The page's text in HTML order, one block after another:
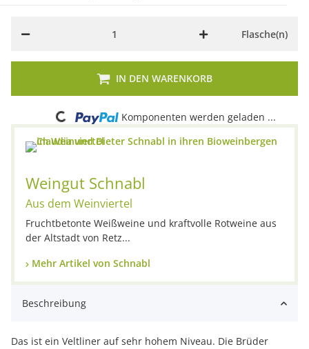
Flasche(n)
IN DEN WARENKORB
Loading... Komponenten werden geladen ...
Weingut Schnabl
Aus dem Weinviertel
Fruchtbetonte Weißweine und kraftvolle Rotweine aus
der Altstadt von Retz...
Mehr Artikel von Schnabl
Beschreibung
Das ist ein Veltliner auf sehr hohem Niveau. Die Brüder